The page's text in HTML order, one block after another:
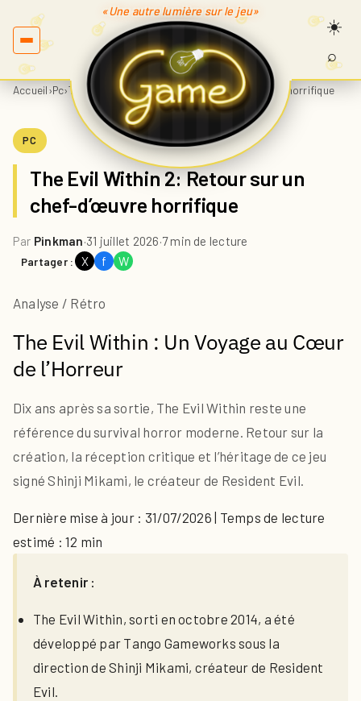
«Une autre lumière sur le jeu»
sur
⌕
Accueil›Pc›The Evil Within 2: Retour sur un chef-d’œuvre horrifique
PC
The Evil Within 2: Retour sur un
chef-d’œuvre horrifique
Par Pinkman·31 juillet 2026·7 min de lecture
Partager : X f W
Analyse / Rétro
The Evil Within : Un Voyage au Cœur
de l’Horreur
Dix ans après sa sortie, The Evil Within reste une
référence du survival horror moderne. Retour sur la
création, la réception critique et l’héritage de ce jeu
signé Shinji Mikami, le créateur de Resident Evil.
Dernière mise à jour : 31/07/2026 | Temps de lecture
estimé : 12 min
À retenir :
The Evil Within, sorti en octobre 2014, a été
développé par Tango Gameworks sous la
direction de Shinji Mikami, créateur de Resident
Evil.